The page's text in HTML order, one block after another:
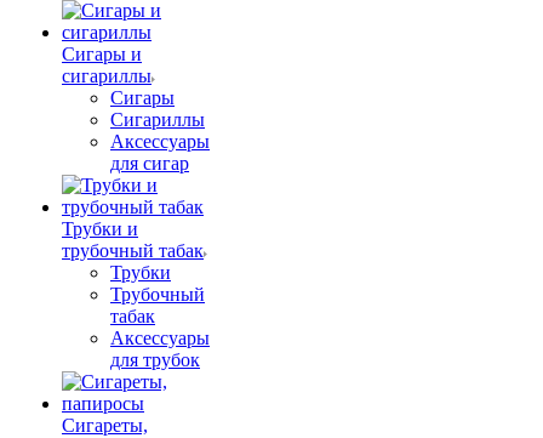
Сигары и
сигариллы
Сигары
Сигариллы
Аксессуары
для сигар
Трубки и
трубочный табак
Трубки
Трубочный
табак
Аксессуары
для трубок
Сигареты,